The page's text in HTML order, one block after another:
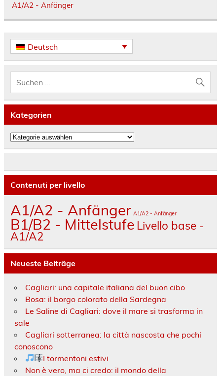
A1/A2 - Anfänger
Deutsch
Kategorien
Kategorien
Contenuti per livello
A1/A2 - Anfänger A1/A2 - Anfänger
B1/B2 - Mittelstufe Livello base -
A1/A2
Neueste Beiträge
Cagliari: una capitale italiana del buon cibo
Bosa: il borgo colorato della Sardegna
Le Saline di Cagliari: dove il mare si trasforma in
sale
Cagliari sotterranea: la città nascosta che pochi
conoscono
I tormentoni estivi
Non è vero, ma ci credo: il mondo della